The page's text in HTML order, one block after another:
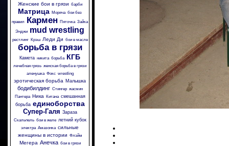
Женские бои в грязи барби
Матрица Моряча бои без
правил Кармен Пяточка Зайка
Энджи mud wrestling
рестлинг Крэш Леди Ди бои в масле
борьба в грязи
Камета никита борьба КГБ
лечебная грязь женская борьба в грязи
аленушка Фокс wrestling
эротическая борьба Малышка
бодибилдинг Стингер жасмин
Пантера Ника Китана смешанная
борьба единоборства
Супер-Галя Зараза
Скальпель бои в желе летний кубок
электра Амазонка сильные
женщины в истории Флэйм
Мегера Анечка бои в грязи